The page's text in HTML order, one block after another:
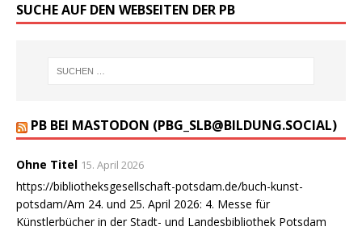
SUCHE AUF DEN WEBSEITEN DER PB
PB BEI MASTODON (PBG_SLB@BILDUNG.SOCIAL)
Ohne Titel 15. April 2026
https://bibliotheksgesellschaft-potsdam.de/buch-kunst-
potsdam/Am 24. und 25. April 2026: 4. Messe für
Künstlerbücher in der Stadt- und Landesbibliothek Potsdam